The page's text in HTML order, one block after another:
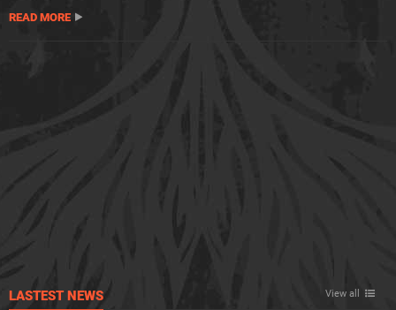
READ MORE
LASTEST NEWS View all